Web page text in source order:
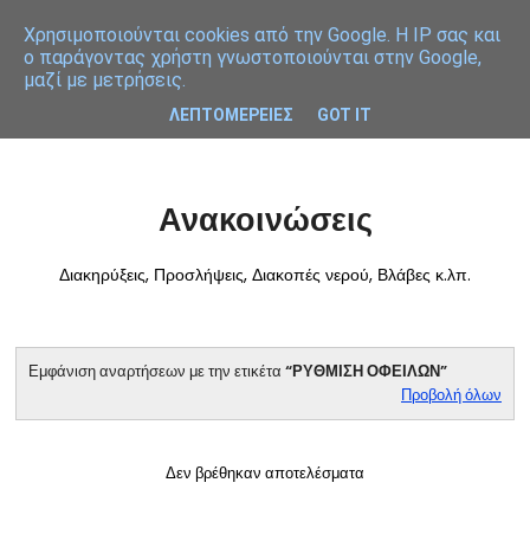
Ανακοινώσεις
Διακηρύξεις, Προσλήψεις, Διακοπές νερού, Βλάβες κ.λπ.
Εμφάνιση αναρτήσεων με την ετικέτα ΡΥΘΜΙΣΗ ΟΦΕΙΛΩΝ
Προβολή όλων
Δεν βρέθηκαν αποτελέσματα
Χρησιμοποιoύνται cookies από την Google. Η IP σας και
ο παράγοντας χρήστη γνωστοποιούνται στην Google,
μαζί με μετρήσεις.
ΛΕΠΤΟΜΕΡΕΙΕΣ GOT IT